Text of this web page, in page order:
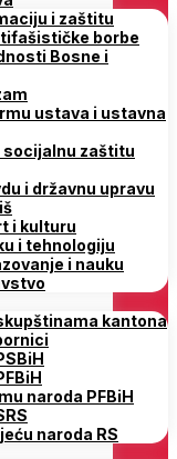
i zaštitu
borbe
Bosne i
ustava i ustavna
socijalnu zaštitu
i državnu upravu
i kulturu
i tehnologiju
i nauku
kantona
naroda PFBiH
naroda RS